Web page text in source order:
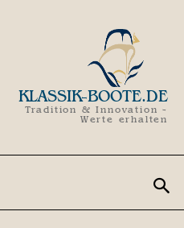
KLASSIK-BOOTE.DE
Tradition & Innovation -
Werte erhalten